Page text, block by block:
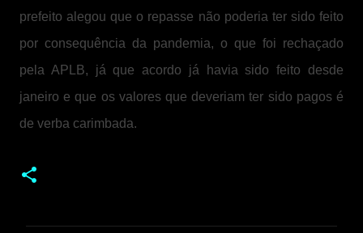
prefeito alegou que o repasse não poderia ter sido feito
por consequência da pandemia, o que foi rechaçado
pela APLB, já que acordo já havia sido feito desde
janeiro e que os valores que deveriam ter sido pagos é
de verba carimbada.